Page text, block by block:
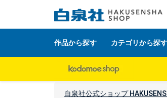
作品から探す カテゴリから探す
白泉社公式ショップ